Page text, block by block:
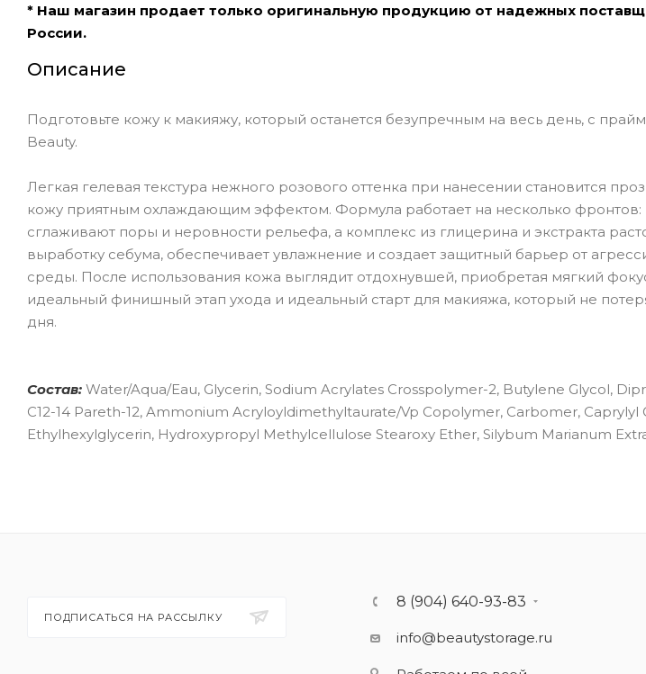
* Наш магазин продает только оригинальную продукцию от надежных
России.
Описание
Подготовьте кожу к макияжу, который останется безупречным на весь день, с
Beauty.
Легкая гелевая текстура нежного розового оттенка при нанесении становится
кожу приятным охлаждающим эффектом. Формула работает на несколько фронтов:
сглаживают поры и неровности рельефа, а комплекс из глицерина и экстракта
выработку себума, обеспечивает увлажнение и создает защитный барьер от
среды. После использования кожа выглядит отдохнувшей, приобретая мягкий
идеальный финишный этап ухода и идеальный старт для макияжа, который не
дня.
Состав: Water/Aqua/Eau, Glycerin, Sodium Acrylates Crosspolymer-2, Butylene Glycol,
C12-14 Pareth-12, Ammonium Acryloyldimethyltaurate/Vp Copolymer, Carbomer, Caprylyl
Ethylhexylglycerin, Hydroxypropyl Methylcellulose Stearoxy Ether, Silybum Marianum
ПОДПИСАТЬСЯ НА РАССЫЛКУ
8 (904) 640-93-83
info@beautystorage.ru